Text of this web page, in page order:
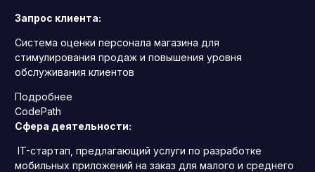
Запрос клиента:
Система оценки персонала магазина для
стимулирования продаж и повышения уровня
обслуживания клиентов
Подробнее
CodePath
Сфера деятельности:
IT-стартап, предлагающий услуги по разработке
мобильных приложений на заказ для малого и среднего